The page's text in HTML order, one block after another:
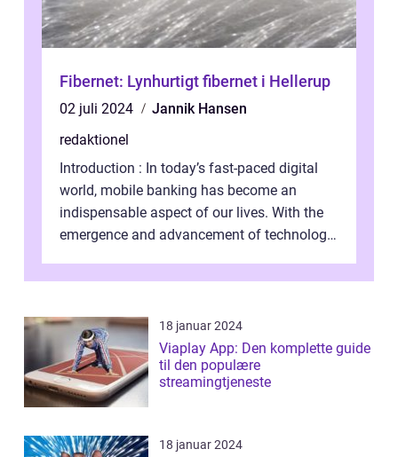
Fibernet: Lynhurtigt fibernet i Hellerup
02 juli 2024
Jannik Hansen
redaktionel
Introduction : In today’s fast-paced digital
world, mobile banking has become an
indispensable aspect of our lives. With the
emergence and advancement of technology,
18 januar 2024
Viaplay App: Den komplette guide
til den populære
streamingtjeneste
18 januar 2024